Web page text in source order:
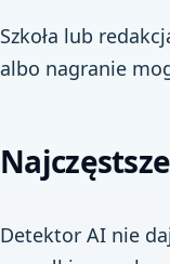
Szkoła lub
albo nagranie
Detektor AI nie